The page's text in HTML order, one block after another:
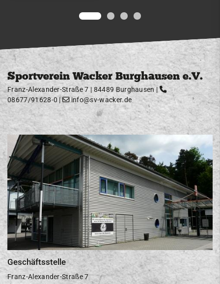
Sportverein Wacker Burghausen e.V.
Franz-Alexander-Straße 7 | 84489 Burghausen |
08677/91628-0 | info@sv-wacker.de
Geschäftsstelle
Franz-Alexander-Straße 7